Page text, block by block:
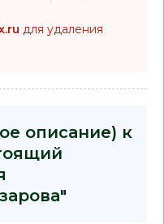
для удаления
описание) к